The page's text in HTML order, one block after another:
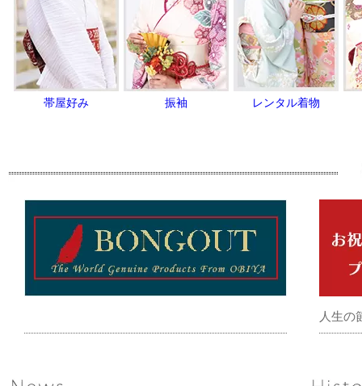
帯屋好み 振袖 レンタル着物
人生の